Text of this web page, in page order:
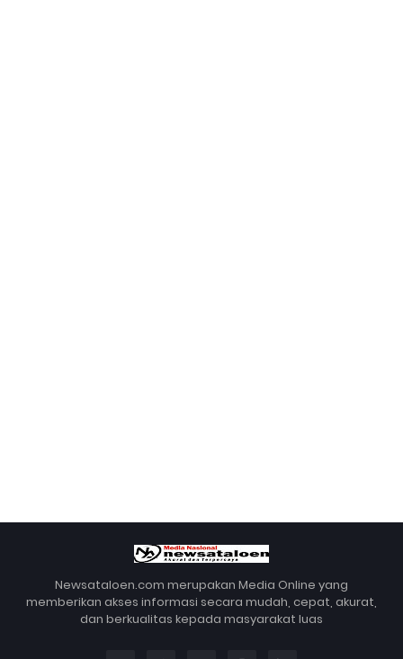
Newsataloen.com merupakan Media Online yang
memberikan akses informasi secara mudah, cepat, akurat,
dan berkualitas kepada masyarakat luas